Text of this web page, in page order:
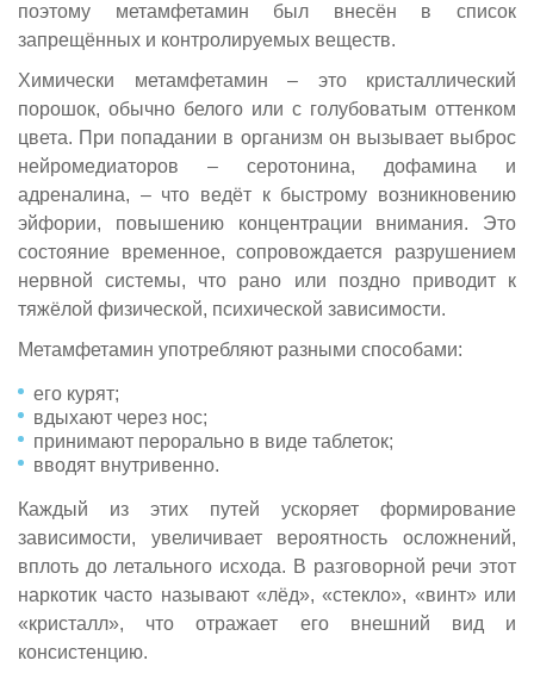
поэтому метамфетамин был внесён в список
запрещённых и контролируемых веществ.
Химически метамфетамин – это кристаллический
порошок, обычно белого или с голубоватым оттенком
цвета. При попадании в организм он вызывает выброс
нейромедиаторов – серотонина, дофамина и
адреналина, – что ведёт к быстрому возникновению
эйфории, повышению концентрации внимания. Это
состояние временное, сопровождается разрушением
нервной системы, что рано или поздно приводит к
тяжёлой физической, психической зависимости.
Метамфетамин употребляют разными способами:
его курят;
вдыхают через нос;
принимают перорально в виде таблеток;
вводят внутривенно.
Каждый из этих путей ускоряет формирование
зависимости, увеличивает вероятность осложнений,
вплоть до летального исхода. В разговорной речи этот
наркотик часто называют «лёд», «стекло», «винт» или
«кристалл», что отражает его внешний вид и
консистенцию.